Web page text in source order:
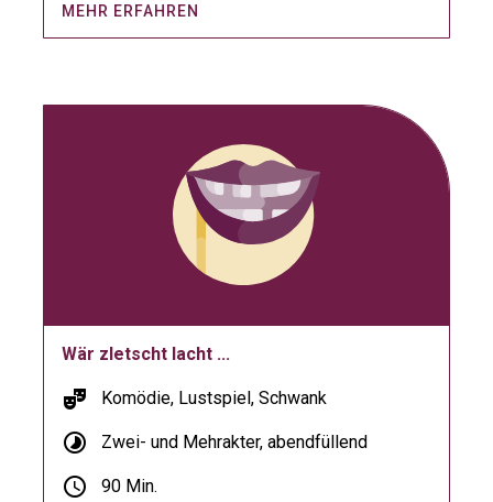
MEHR ERFAHREN
Wär zletscht lacht ...
theater_comedy Komödie, Lustspiel, Schwank
timelapse Zwei- und Mehrakter, abendfüllend
schedule 90 Min.